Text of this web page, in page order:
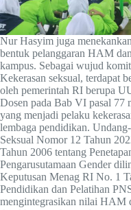
Nur Hasyim juga
bentuk pelanggaran HAM
kampus. Sebagai wujud
Kekerasan seksual, terdapat
oleh pemerintah RI berupa
Dosen pada Bab VI pasal 77
yang menjadi pelaku
lembaga pendidikan.
Seksual Nomor 12 Tahun
Tahun 2006 tentang
Pengarusutamaan Gender
Keputusan Menag RI No. 1
Pendidikan dan Pelatihan
mengintegrasikan nilai HAM